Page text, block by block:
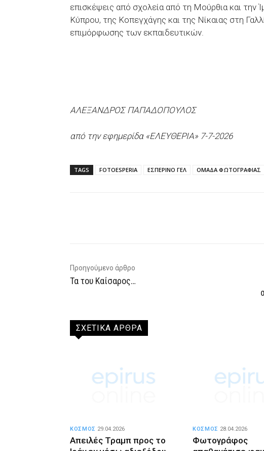
επισκέψεις από σχολεία από τη Μούρθια και την
Κύπρου, της Κοπεγχάγης και της Νίκαιας στη
επιμόρφωσης των εκπαιδευτικών.
ΑΛΕΞΑΝΔΡΟΣ ΠΑΠΑΔΟΠΟΥΛΟΣ
από την εφημερίδα «ΕΛΕΥΘΕΡΙΑ» 7-7-2026
TAGS FOTOESPERIA ΕΣΠΕΡΙΝΟ ΓΕΛ ΟΜΑΔΑ ΦΩΤΟΓΡΑΦΙΑΣ
Προηγούμενο άρθρο
Τα του Καίσαρος…
ΣΧΕΤΙΚΑ ΑΡΘΡΑ
Απειλές Τραμπ προς το
ΚΟΣΜΟΣ 29.04.2026
Φωτογράφος
ΚΟΣΜΟΣ 28.04.2026